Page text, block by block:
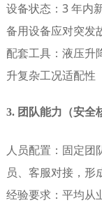
设备状态：3 年内
备用设备应对突发
配套工具：液压升
升复杂工况适配性
3. 团队能力（安全
人员配置 ：固定
员、客服对接，形
经验要求：平均从